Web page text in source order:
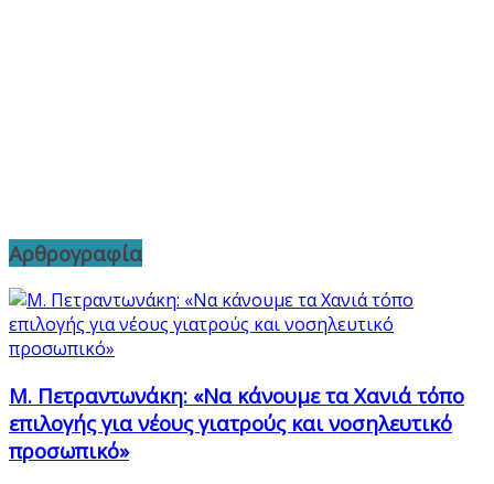
Αρθρογραφία
Μ. Πετραντωνάκη: «Να κάνουμε τα Χανιά τόπο
επιλογής για νέους γιατρούς και νοσηλευτικό
προσωπικό»